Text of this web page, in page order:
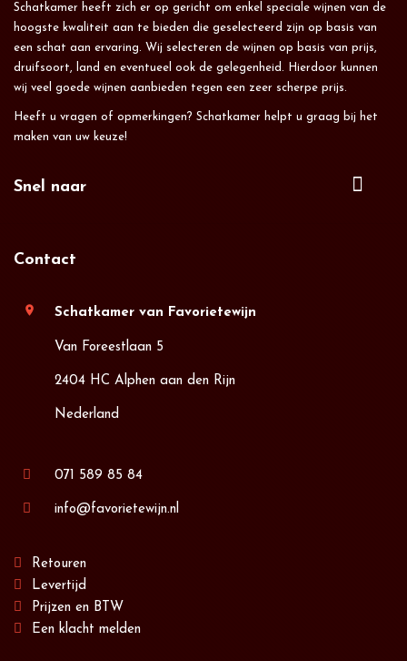
Schatkamer heeft zich er op gericht om enkel speciale wijnen van de
hoogste kwaliteit aan te bieden die geselecteerd zijn op basis van
een schat aan ervaring. Wij selecteren de wijnen op basis van prijs,
druifsoort, land en eventueel ook de gelegenheid. Hierdoor kunnen
wij veel goede wijnen aanbieden tegen een zeer scherpe prijs.
Heeft u vragen of opmerkingen? Schatkamer helpt u graag bij het
maken van uw keuze!
Snel naar
Contact
location_on Schatkamer van Favorietewijn
Van Foreestlaan 5
2404 HC Alphen aan den Rijn
Nederland
071 589 85 84
info@favorietewijn.nl
Retouren
Levertijd
Prijzen en BTW
Een klacht melden